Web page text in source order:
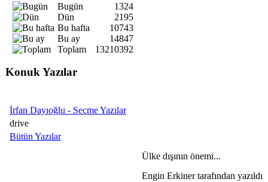
Bugün
1324
Dün
2195
Bu hafta
10743
Bu ay
14847
Toplam
13210392
Konuk Yazılar
İrfan Dayıoğlu - Seçme Yazılar
drive
Bütün Yazılar
Ülke dışının önemi...
Engin Erkiner tarafından yazıldı